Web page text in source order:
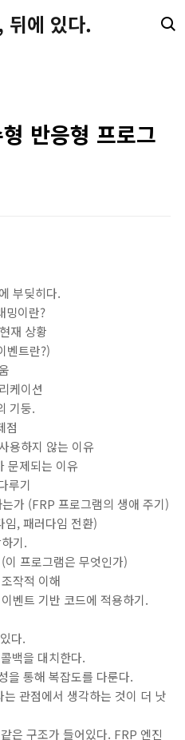
뒤에 있다.
반응형 프로그
부딪히다.
밍이란?
재 상황
벤트란?)
케이션
기둥.
점
용하지 않는 이유
문제되는 이유
루기
가 (FRP 프로그램의 생애 주기)
임, 패러다임 전환)
기.
프로그램은 무엇인가)
작적 이해
벤트 기반 코드에 적용하기.
다.
백을 대치한다.
을 통해 복잡도를 다룬다.
관점에서 생각하는 것이 더 낫
은 구조가 들어있다. FRP 엔진